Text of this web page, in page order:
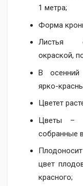
1 метра;
Форма
Листья
окраской,
В осенний
ярко-
Цветет
Цветы –
собранные
цвет
красного;